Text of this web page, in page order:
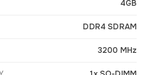
4GB
DDR4 SDRAM
3200 MHz